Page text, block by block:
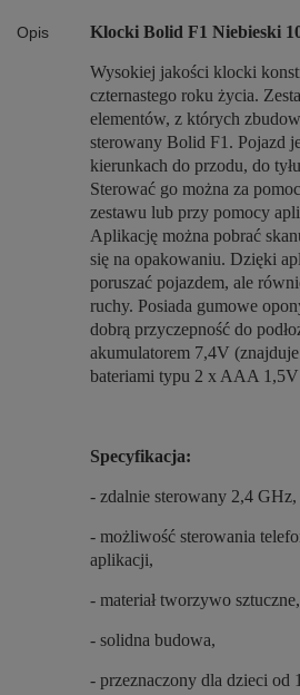
Opis Klocki Bolid F1 Niebieski
Wysokiej jakości klocki
czternastego roku życia.
elementów, z których
sterowany Bolid F1. Pojazd
kierunkach do przodu, do
Sterować go można za
zestawu lub przy pomocy
Aplikację można pobrać
się na opakowaniu. Dzięki
poruszać pojazdem, ale
ruchy. Posiada gumowe
dobrą przyczepność do
akumulatorem 7,4V
bateriami typu 2 x AAA
Specyfikacja:
- zdalnie sterowany 2,4 GHz,
- możliwość sterowania
aplikacji,
- materiał tworzywo sztuczne,
- solidna budowa,
- przeznaczony dla dzieci od